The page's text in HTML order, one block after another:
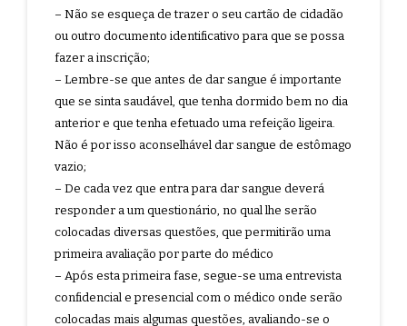
– Não se esqueça de trazer o seu cartão de cidadão
ou outro documento identificativo para que se possa
fazer a inscrição;
– Lembre-se que antes de dar sangue é importante
que se sinta saudável, que tenha dormido bem no dia
anterior e que tenha efetuado uma refeição ligeira.
Não é por isso aconselhável dar sangue de estômago
vazio;
– De cada vez que entra para dar sangue deverá
responder a um questionário, no qual lhe serão
colocadas diversas questões, que permitirão uma
primeira avaliação por parte do médico
– Após esta primeira fase, segue-se uma entrevista
confidencial e presencial com o médico onde serão
colocadas mais algumas questões, avaliando-se o